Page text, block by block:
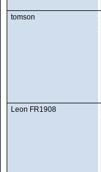
tomson
Leon FR1908